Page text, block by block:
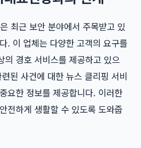
최근 보안 분야에서 주목받고 있
. 이 업체는 다양한 고객의 요구를
의 경호 서비스를 제공하고 있으
된 사건에 대한 뉴스 클리핑 서비
요한 정보를 제공합니다. 이러한
전하게 생활할 수 있도록 도와줍